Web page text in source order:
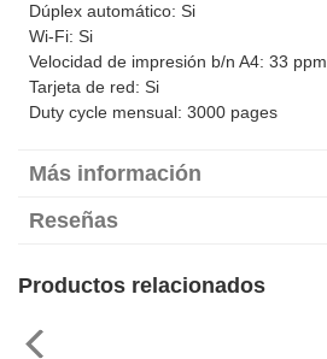
Dúplex automático: Si
Wi-Fi: Si
Velocidad de impresión b/n A4: 33 ppm
Tarjeta de red: Si
Duty cycle mensual: 3000 pages
Más información
Reseñas
Productos relacionados